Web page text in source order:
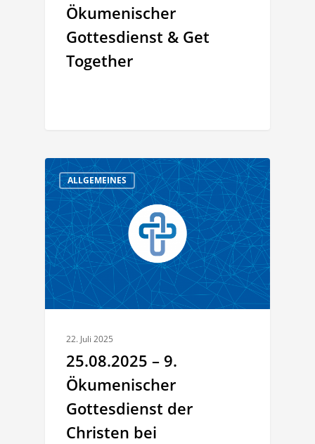
Ökumenischer
Gottesdienst & Get
Together
ALLGEMEINES
22. Juli 2025
25.08.2025 – 9.
Ökumenischer
Gottesdienst der
Christen bei